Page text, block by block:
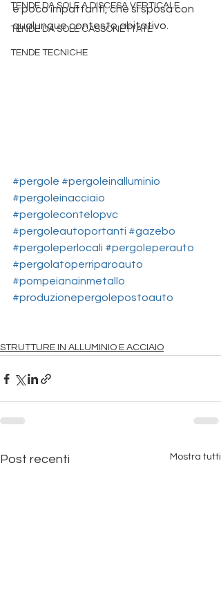
TENDE DA SOLE A DISCESA VERTICALE
TENDE DA SOLE CASSONETTATE
TENDE TECNICHE
e poco impattanti, che si sposa con
qualunque contesto abitativo.
tende da sole padova
#pergole #pergoleinalluminio
#pergoleinacciaio
#pergolecontelopvc
#pergoleautoportanti #gazebo
#pergoleperlocali #pergoleperauto
#pergolatoperriparoauto
#pompeianainmetallo
#produzionepergolepostoauto
STRUTTURE IN ALLUMINIO E ACCIAIO
Post recenti Mostra tutti